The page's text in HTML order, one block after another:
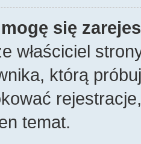
się
właściciel
którą
temat.